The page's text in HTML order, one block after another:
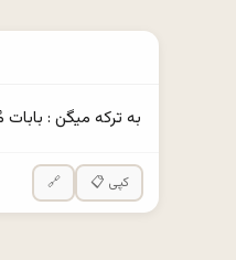
به ترکه ميگن : بابات
🔗 📋 کپی